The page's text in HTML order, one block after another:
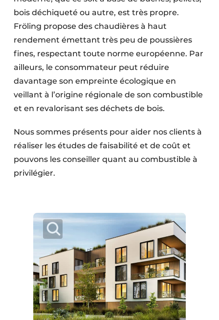
bois déchiqueté ou autre, est très propre.
Fröling propose des chaudières à haut
rendement émettant très peu de poussières
fines, respectant toute norme européenne. Par
ailleurs, le consommateur peut réduire
davantage son empreinte écologique en
veillant à l’origine régionale de son combustible
et en revalorisant ses déchets de bois.
Nous sommes présents pour aider nos clients à
réaliser les études de faisabilité et de coût et
pouvons les conseiller quant au combustible à
privilégier.